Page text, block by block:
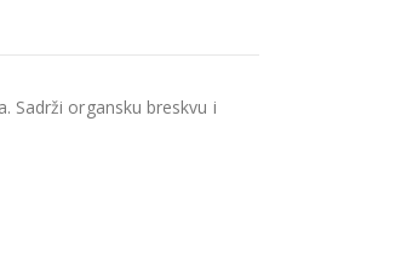
Sadrži organsku breskvu i